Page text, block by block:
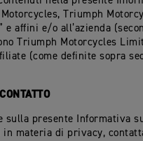
Motorcycles, Triumph
e affini e/o all’azienda
Triumph Motorcycles
(come definite sopra
sulla presente Informativa
in materia di privacy,